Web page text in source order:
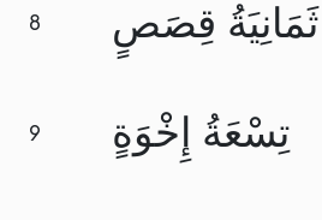
8 ثَمَانِيَةُ قِصَصٍ
9 تِسْعَةُ إِخْوَةٍ